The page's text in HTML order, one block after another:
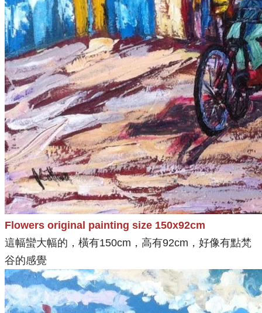
Flowers original painting size 150x92cm
這幅蠻大幅的，橫有150cm，高有92cm，好像有點梵
谷的感覺